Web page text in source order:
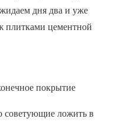
дня два и уже
плитками цементной
покрытие
советующие ложить в